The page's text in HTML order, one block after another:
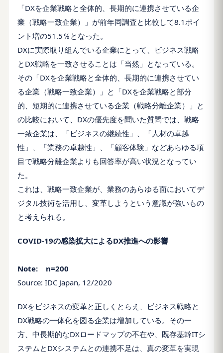
「DXを企業戦略と全体的、長期的に連携させている企
業（戦略一致企業）」が前年同調査と比較して8.1ポイ
ント増の51.5％となった。
DXに実際取り組んでいる企業にとって、ビジネス戦略
とDX戦略を一致させることは「当然」となっている。
その「DXを企業戦略と全体的、長期的に連携させてい
る企業（戦略一致企業）」と「DXを企業戦略と部分
的、短期的に連携させている企業（戦略分離企業）」と
の比較において、DXの優先度を聞いた質問では、戦略
一致企業は、「ビジネスの継続性」、「人材の卓越
性」、「業務の卓越性」、「顧客体験」などあらゆる項
目で戦略分離企業よりも回答率が高い状況となってい
た。
これは、戦略一致企業が、業務のあらゆる面においてデ
ジタル技術を活用し、変革しようという意識が強いもの
と考えられる。
COVID-19の感染拡大によるDX推進への影響
Note:
n=200
Source: IDC Japan, 12/2020
DXをビジネスの変革と正しくとらえ、ビジネス戦略と
DX戦略の一体化を図る企業は増加している。その一
方、中長期的なDXロードマップの不在や、既存基幹ITシ
ステムとDXシステムとの連携不足は、真の変革を実現